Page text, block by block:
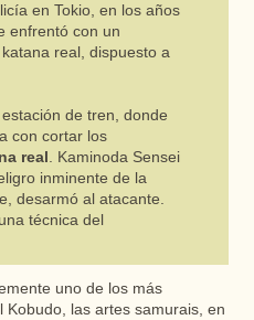
en Tokio, en los años
enfrentó con un
real, dispuesto a
de tren, donde
con cortar los
real . Kaminoda Sensei
inminente de la
desarmó al atacante.
técnica del
uno de los más
las artes samurais, en